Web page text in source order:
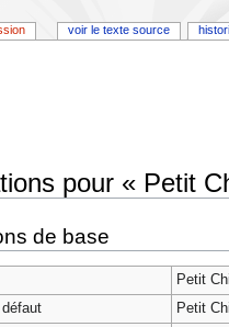
pour « Petit
de base
Petit
Petit
voir le texte source